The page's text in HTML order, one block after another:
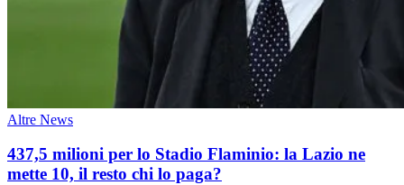
Altre News
437,5 milioni per lo Stadio Flaminio: la Lazio ne
mette 10, il resto chi lo paga?